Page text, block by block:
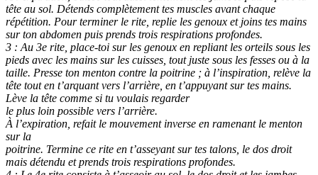
tête au sol. Détends complètement tes muscles avant chaque
répétition. Pour terminer le rite, replie les genoux et joins tes mains
sur ton abdomen puis prends trois respirations profondes.
3 : Au 3e rite, place-toi sur les genoux en repliant les orteils sous les
pieds avec les mains sur les cuisses, tout juste sous les fesses ou à la
taille. Presse ton menton contre la poitrine ; à l’inspiration, relève la
tête tout en t’arquant vers l’arrière, en t’appuyant sur tes mains.
Lève la tête comme si tu voulais regarder
le plus loin possible vers l’arrière.
À l’expiration, refait le mouvement inverse en ramenant le menton
sur la
poitrine. Termine ce rite en t’asseyant sur tes talons, le dos droit
mais détendu et prends trois respirations profondes.